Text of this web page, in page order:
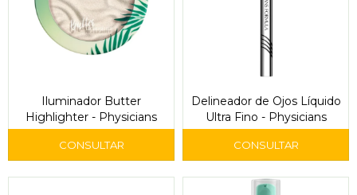
Iluminador Butter
Highlighter - Physicians
Delineador de Ojos Líquido
Ultra Fino - Physicians